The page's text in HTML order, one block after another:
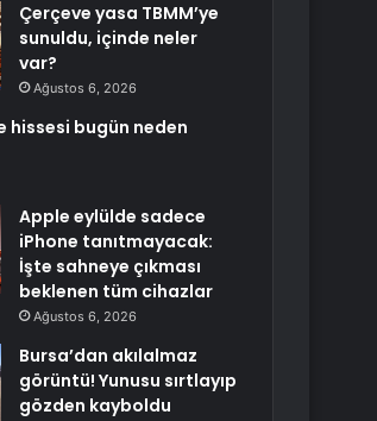
Çerçeve yasa TBMM’ye
sunuldu, içinde neler
var?
Ağustos 6, 2026
hissesi bugün neden
Apple eylülde sadece
iPhone tanıtmayacak:
İşte sahneye çıkması
beklenen tüm cihazlar
Ağustos 6, 2026
Bursa’dan akılalmaz
görüntü! Yunusu sırtlayıp
gözden kayboldu